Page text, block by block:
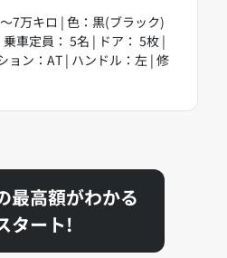
7万キロ | 色：黒(ブラック)
車定員： 5名 | ドア： 5枚 |
ョン：AT | ハンドル：左 | 修
最高額がわかる
タート!